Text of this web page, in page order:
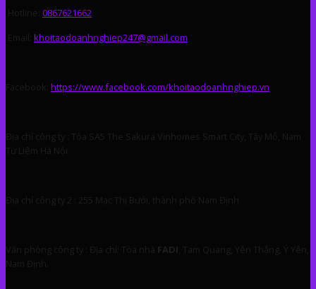
Hotline: 0867621662
Email: khoitaodoanhnghiep247@gmail.com
Facebook: https://www.facebook.com/khoitaodoanhnghiep.vn
Địa chỉ công ty : Tòa SA5 The Sakura Vinhomes Smart City, Tây Mỗ, Nam
Từ Liêm Hà Nội
Địa chỉ công ty 2 : 255 Mạc Thị Bưởi, thành phố Nam Định
Văn phòng công ty : Địa chỉ: Tòa nhà FADI
, Tam Quang, Yên Thắng, Ý Yên,
Nam Định.